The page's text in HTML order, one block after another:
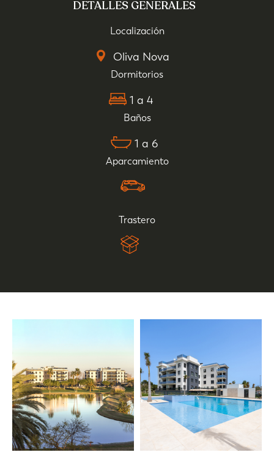
DETALLES GENERALES
Localización
Oliva Nova
Dormitorios
1 a 4
Baños
1 a 6
Aparcamiento
Trastero